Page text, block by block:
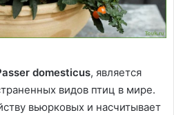
domesticus, является
видов птиц в мире.
вьюрковых и насчитывает